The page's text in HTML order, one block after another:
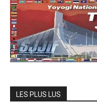
LES PLUS LUS